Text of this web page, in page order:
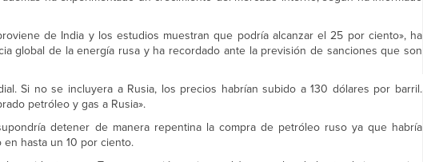
de India y los estudios muestran que podría alcanzar el 25 por ciento», ha
global de la energía rusa y ha recordado ante la previsión de sanciones que son
Si no se incluyera a Rusia, los precios habrían subido a 130 dólares por barril.
petróleo y gas a Rusia».
detener de manera repentina la compra de petróleo ruso ya que habría
hasta un 10 por ciento.